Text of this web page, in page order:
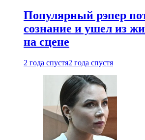
Популярный рэпер
сознание и ушел из
на сцене
2 года спустя2 года спустя